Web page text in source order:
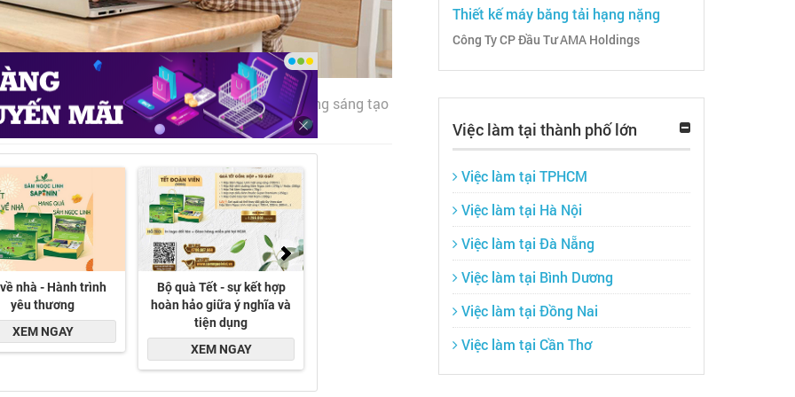
hỗ trợ học tập, nuôi dưỡng tư duy và khả năng sáng tạo
Thiết kế máy băng tải hạng nặng
Công Ty CP Đầu Tư AMA Holdings
Việc làm tại thành phố lớn
Việc làm tại TPHCM
Việc làm tại Hà Nội
Việc làm tại Đà Nẵng
Việc làm tại Bình Dương
Việc làm tại Đồng Nai
Việc làm tại Cần Thơ